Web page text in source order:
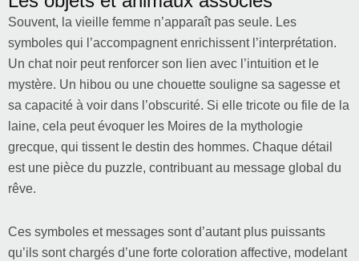
Souvent, la vieille femme n’apparaît pas seule. Les
symboles qui l’accompagnent enrichissent l’interprétation.
Un chat noir peut renforcer son lien avec l’intuition et le
mystère. Un hibou ou une chouette souligne sa sagesse et
sa capacité à voir dans l’obscurité. Si elle tricote ou file de la
laine, cela peut évoquer les Moires de la mythologie
grecque, qui tissent le destin des hommes. Chaque détail
est une pièce du puzzle, contribuant au message global du
rêve.
Ces symboles et messages sont d’autant plus puissants
qu’ils sont chargés d’une forte coloration affective, modelant